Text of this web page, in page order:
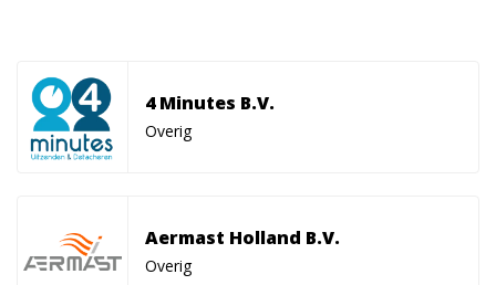
4 Minutes B.V.
Overig
Aermast Holland B.V.
Overig